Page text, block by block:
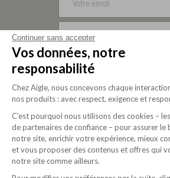
Continuer sans accepter
Vos données, notre
responsabilité
Chez Aigle, nous concevons chaque
nos produits : avec respect, exigence et
C’est pourquoi nous utilisons des cookies –
de partenaires de confiance – pour assurer
notre site, enrichir votre expérience, mieux
et vous proposer des contenus et offres qui
notre site comme ailleurs.